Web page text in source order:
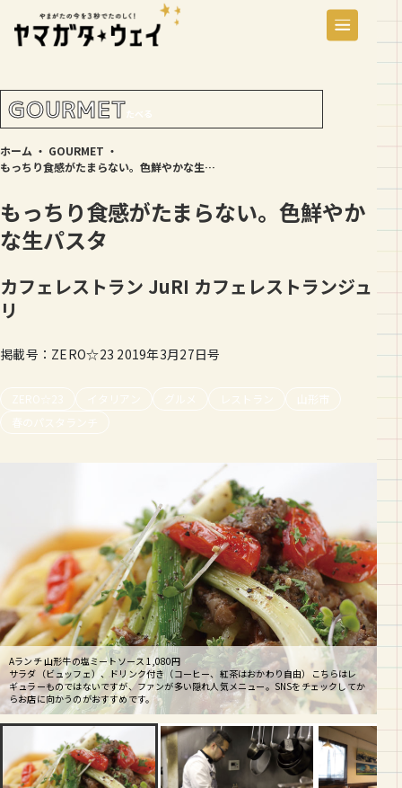
GOURMETたべる
ホーム ・ GOURMET ・
もっちり食感がたまらない。色鮮やかな生パスタ
もっちり食感がたまらない。色鮮やか
な生パスタ
カフェレストラン JuRI カフェレストランジュ
リ
掲載号：ZERO☆23 2019年3月27日号
ZERO☆23 イタリアン グルメ レストラン
山形市
春のパスタランチ
Aランチ 山形牛の塩ミートソース 1,080円
サラダ（ビュッフェ）、ドリンク付き（コーヒー、紅茶はおかわり自由）こちらはレ
ギュラーものではないですが、ファンが多い隠れ人気メニュー。SNSをチェックしてか
らお店に向かうのがおすすめです。